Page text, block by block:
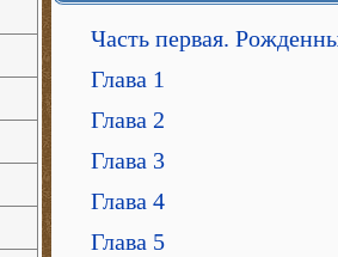
Часть первая.
Глава 1
Глава 2
Глава 3
Глава 4
Глава 5